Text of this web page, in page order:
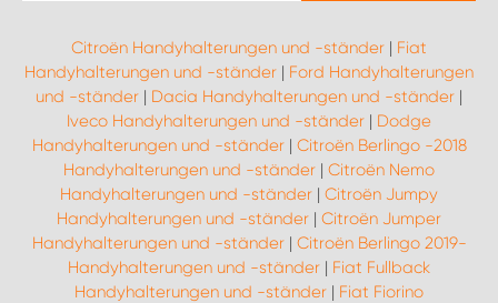
Citroën Handyhalterungen und -ständer | Fiat
Handyhalterungen und -ständer | Ford Handyhalterungen
und -ständer | Dacia Handyhalterungen und -ständer |
Iveco Handyhalterungen und -ständer | Dodge
Handyhalterungen und -ständer| Citroën Berlingo -2018
Handyhalterungen und -ständer | Citroën Nemo
Handyhalterungen und -ständer | Citroën Jumpy
Handyhalterungen und -ständer | Citroën Jumper
Handyhalterungen und -ständer| Citroën Berlingo 2019-
Handyhalterungen und -ständer | Fiat Fullback
Handyhalterungen und -ständer | Fiat Fiorino